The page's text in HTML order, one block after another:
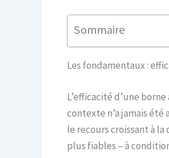
Sommaire
Les fondamentaux :
L’efficacité d’une
contexte n’a jamais
le recours croissant à
plus fiables – à